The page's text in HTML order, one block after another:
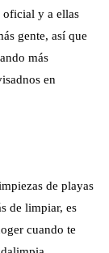
oficial y a ellas
gente, así que
más
en
de playas
de limpiar, es
cuando te